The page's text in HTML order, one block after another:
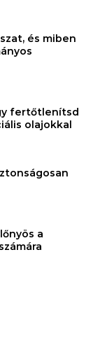
és miben
fertőtlenítsd
olajokkal
a